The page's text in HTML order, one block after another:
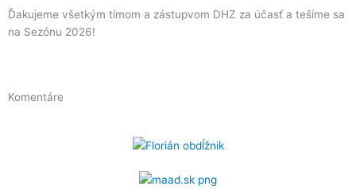
Ďakujeme všetkým tímom a zástupvom DHZ za účasť a tešíme sa
na Sezónu 2026!
Komentáre